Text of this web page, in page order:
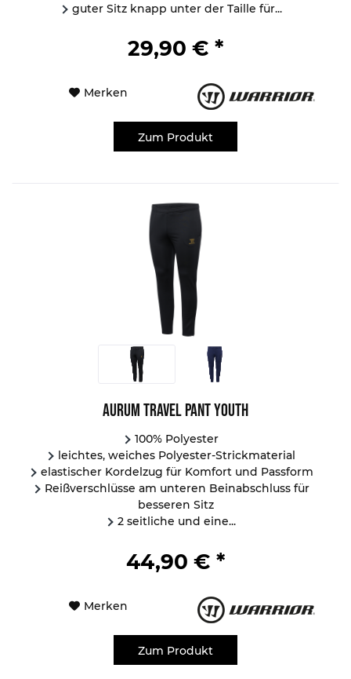
guter Sitz knapp unter der Taille für...
29,90 € *
Merken
Zum Produkt
Aurum Travel Pant Youth
100% Polyester
leichtes, weiches Polyester-Strickmaterial
elastischer Kordelzug für Komfort und Passform
Reißverschlüsse am unteren Beinabschluss für
besseren Sitz
2 seitliche und eine...
44,90 € *
Merken
Zum Produkt